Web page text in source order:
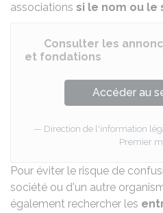
associations si le nom ou le
Consulter les
et fondations
Accéder au
Direction de l'information
Premier
Pour éviter le risque de
société ou d'un autre
également rechercher les